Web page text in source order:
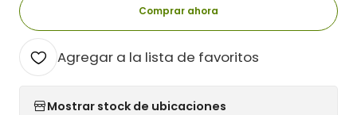
Comprar ahora
Agregar a la lista de favoritos
Mostrar stock de ubicaciones